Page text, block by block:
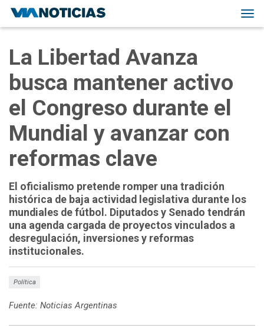
La Libertad Avanza
busca mantener activo
el Congreso durante el
Mundial y avanzar con
reformas clave
El oficialismo pretende romper una tradición
histórica de baja actividad legislativa durante los
mundiales de fútbol. Diputados y Senado tendrán
una agenda cargada de proyectos vinculados a
desregulación, inversiones y reformas
institucionales.
Política
Fuente: Noticias Argentinas